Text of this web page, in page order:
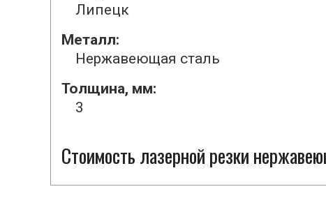
Липецк
Металл:
Нержавеющая сталь
Толщина, мм:
3
Стоимость лазерной резки